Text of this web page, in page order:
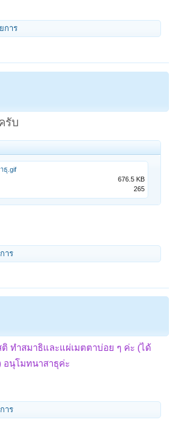
การ
รับ
ธุ.gif
676.5 KB
265
าร
ทำสมาธิและแผ่เมตตาบ่อย ๆ ค่ะ (ได้
อนุโมทนาสาธุค่ะ
าร